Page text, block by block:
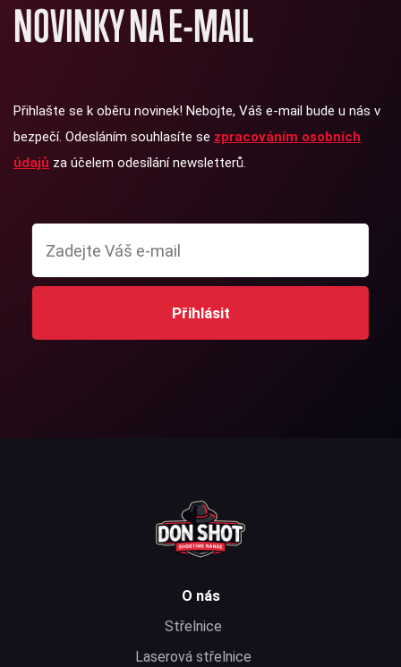
NOVINKY NA E-MAIL
Přihlašte se k oběru novinek! Nebojte, Váš e-mail bude u nás v
bezpečí. Odesláním souhlasíte se zpracováním osobních
údajů za účelem odesílání newsletterů.
Přihlásit
O nás
Střelnice
Laserová střelnice